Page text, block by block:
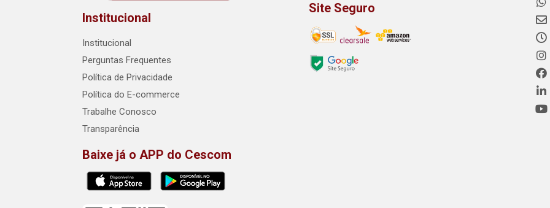
Institucional
Institucional
Perguntas Frequentes
Política de Privacidade
Política do E-commerce
Trabalhe Conosco
Transparência
Baixe já o APP do Cescom
Site Seguro